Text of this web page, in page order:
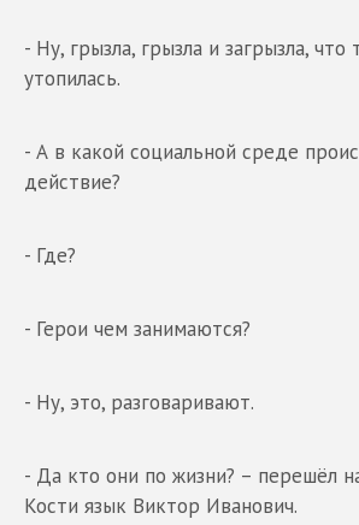
- Ну, грызла, грызла и загрызла, что
утопилась.
- А в какой социальной среде
действие?
- Где?
- Герои чем занимаются?
- Ну, это, разговаривают.
- Да кто они по жизни? – перешёл
Кости язык Виктор Иванович.